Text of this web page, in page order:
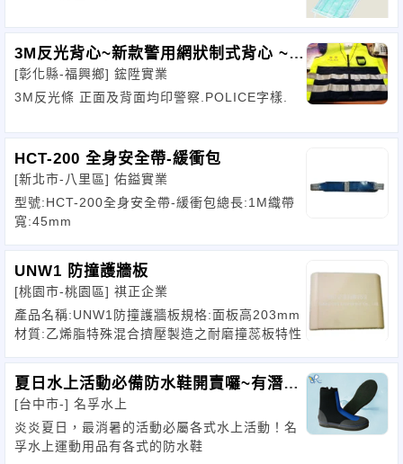
3M反光背心~新款警用網狀制式背心 ~有
口袋
[彰化縣-福興鄉] 鋐陞實業
3M反光條 正面及背面均印警察.POLICE字樣.
HCT-200 全身安全帶-緩衝包
[新北市-八里區] 佑鎰實業
型號:HCT-200全身安全帶-緩衝包總長:1M織帶
寬:45mm
UNW1 防撞護牆板
[桃園市-桃園區] 祺正企業
產品名稱:UNW1防撞護牆板規格:面板高203mm
材質:乙烯脂特殊混合擠壓製造之耐磨撞蕊板特性
夏日水上活動必備防水鞋開賣囉~有潛水
鞋,泛舟鞋,衝浪鞋,溯溪鞋
[台中市-] 名孚水上
炎炎夏日，最消暑的活動必屬各式水上活動！名
孚水上運動用品有各式的防水鞋